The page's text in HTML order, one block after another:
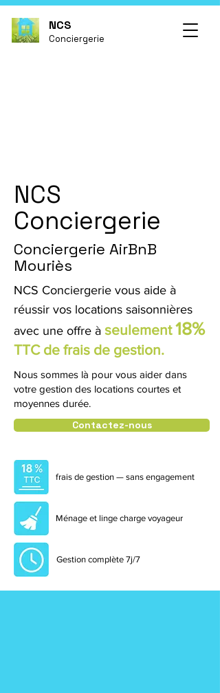
NCS
Conciergerie
NCS
Conciergerie
Conciergerie AirBnB
Mouriès
NCS Conciergerie vous aide à
réussir vos locations saisonnières
avec une offre à seulement18%
TTC de frais de gestion.
Nous sommes là pour vous aider dans
votre gestion des locations courtes et
moyennes durée.
Contactez-nous
frais de gestion — sans engagement
Ménage et linge charge voyageur
Gestion complète 7j/7